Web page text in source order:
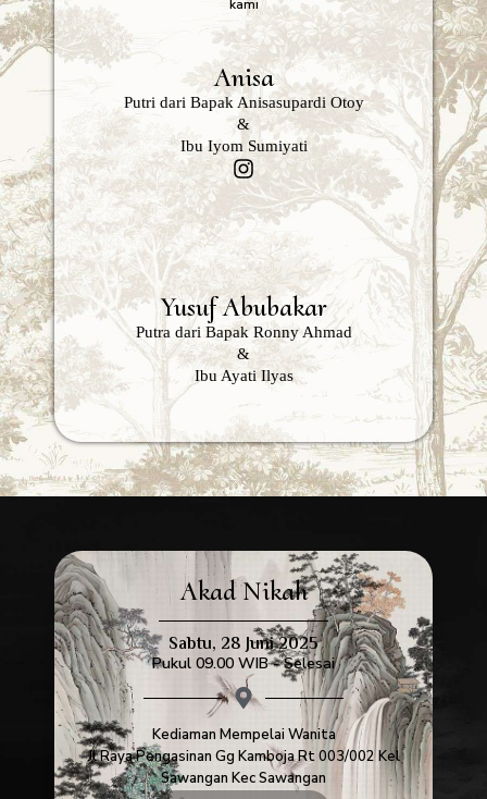
kami
Anisa
Putri dari Bapak Anisasupardi Otoy
&
Ibu Iyom Sumiyati
Yusuf Abubakar
Putra dari Bapak Ronny Ahmad
&
Ibu Ayati Ilyas
Akad Nikah
Sabtu, 28 Juni 2025
Pukul 09.00 WIB - Selesai
Kediaman Mempelai Wanita
Jl Raya Pengasinan Gg Kamboja Rt 003/002 Kel
Sawangan Kec Sawangan